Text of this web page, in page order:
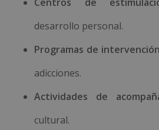
desarrollo personal.
Programas de intervención
adicciones.
Actividades de
cultural.